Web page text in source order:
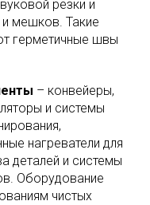
резки и
и мешков. Такие
герметичные швы
– конвейеры,
и системы
нагреватели для
деталей и системы
Оборудование
чистых